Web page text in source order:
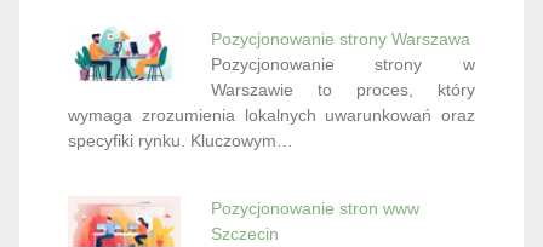
Pozycjonowanie strony Warszawa
Pozycjonowanie strony w
Warszawie to proces, który
wymaga zrozumienia lokalnych uwarunkowań oraz
specyfiki rynku. Kluczowym…
Pozycjonowanie stron www
Szczecin